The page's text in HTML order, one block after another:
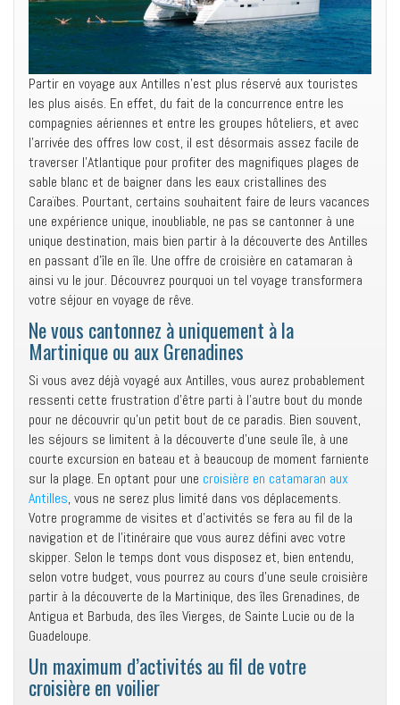
Partir en voyage aux Antilles n’est plus réservé aux touristes
les plus aisés. En effet, du fait de la concurrence entre les
compagnies aériennes et entre les groupes hôteliers, et avec
l’arrivée des offres low cost, il est désormais assez facile de
traverser l’Atlantique pour profiter des magnifiques plages de
sable blanc et de baigner dans les eaux cristallines des
Caraïbes. Pourtant, certains souhaitent faire de leurs vacances
une expérience unique, inoubliable, ne pas se cantonner à une
unique destination, mais bien partir à la découverte des Antilles
en passant d’île en île. Une offre de croisière en catamaran à
ainsi vu le jour. Découvrez pourquoi un tel voyage transformera
votre séjour en voyage de rêve.
Ne vous cantonnez à uniquement à la
Martinique ou aux Grenadines
Si vous avez déjà voyagé aux Antilles, vous aurez probablement
ressenti cette frustration d’être parti à l’autre bout du monde
pour ne découvrir qu’un petit bout de ce paradis. Bien souvent,
les séjours se limitent à la découverte d’une seule île, à une
courte excursion en bateau et à beaucoup de moment farniente
sur la plage. En optant pour une croisière en catamaran aux
Antilles, vous ne serez plus limité dans vos déplacements.
Votre programme de visites et d’activités se fera au fil de la
navigation et de l’itinéraire que vous aurez défini avec votre
skipper. Selon le temps dont vous disposez et, bien entendu,
selon votre budget, vous pourrez au cours d’une seule croisière
partir à la découverte de la Martinique, des îles Grenadines, de
Antigua et Barbuda, des îles Vierges, de Sainte Lucie ou de la
Guadeloupe.
Un maximum d’activités au fil de votre
croisière en voilier